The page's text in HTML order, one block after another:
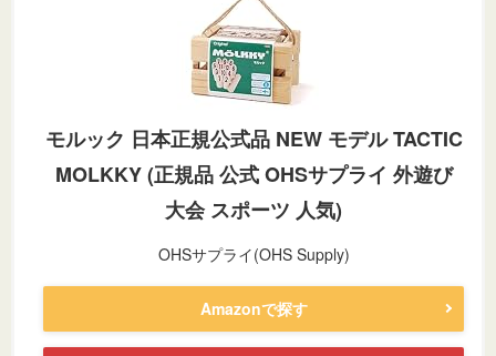
モルック 日本正規公式品 NEW モデル TACTIC
MOLKKY (正規品 公式 OHSサプライ 外遊び
大会 スポーツ 人気)
OHSサプライ(OHS Supply)
Amazonで探す